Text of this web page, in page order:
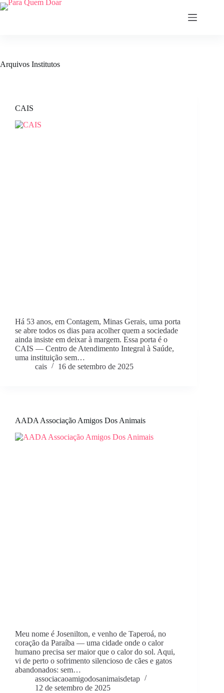
Pular
para
Arquivos Institutos
CAIS
Há 53 anos, em Contagem, Minas Gerais, uma porta
se abre todos os dias para acolher quem a sociedade
ainda insiste em deixar à margem. Essa porta é o
CAIS — Centro de Atendimento Integral à Saúde,
uma instituição sem…
cais
16 de setembro de 2025
AADA Associação Amigos Dos Animais
Meu nome é Josenilton, e venho de Taperoá, no
coração da Paraíba — uma cidade onde o calor
humano precisa ser maior que o calor do sol. Aqui,
vi de perto o sofrimento silencioso de cães e gatos
abandonados: sem…
associacaoamigodosanimaisdetap
12 de setembro de 2025